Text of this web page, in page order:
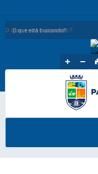
O que está buscando?